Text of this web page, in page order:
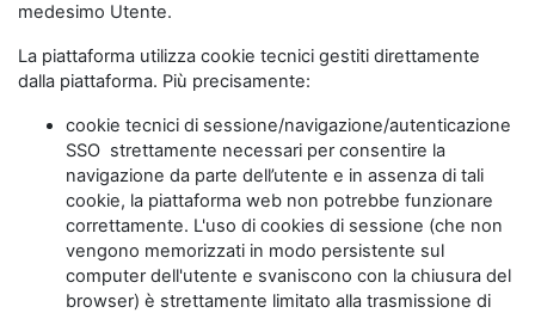
medesimo Utente.
La piattaforma utilizza cookie tecnici gestiti direttamente
dalla piattaforma. Più precisamente:
cookie tecnici di sessione/navigazione/autenticazione
SSO strettamente necessari per consentire la
navigazione da parte dell’utente e in assenza di tali
cookie, la piattaforma web non potrebbe funzionare
correttamente. L'uso di cookies di sessione (che non
vengono memorizzati in modo persistente sul
computer dell'utente e svaniscono con la chiusura del
browser) è strettamente limitato alla trasmissione di